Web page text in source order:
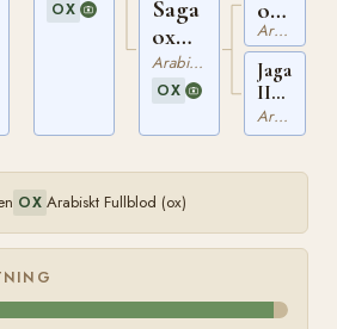
OX
Saga
ox
PASB
734
Arabiskt Fullblod
OX
ox
PASB
130
Arabiskt Fullblod
Jaga
II
ox
PASB
Arabiskt Fullblod
OX Arabiskt Fullblod (ox)